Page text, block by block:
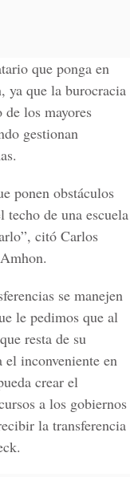
que ponga en
ya que la burocracia
los mayores
gestionan
ponen obstáculos
de una escuela
citó Carlos
se manejen
le pedimos que al
resta de su
inconveniente en
crear el
a los gobiernos
la transferencia